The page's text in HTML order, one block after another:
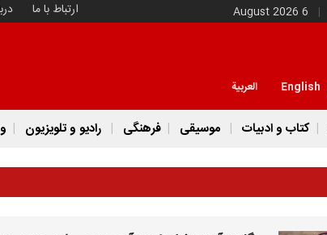
6 August 2026 ارتباط با ما
English العربية
کتاب و ادبیات موسیقی فرهنگی رادیو و تلویزیون